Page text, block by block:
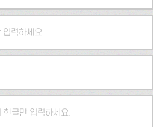
입력하세요.
한글만 입력하세요.